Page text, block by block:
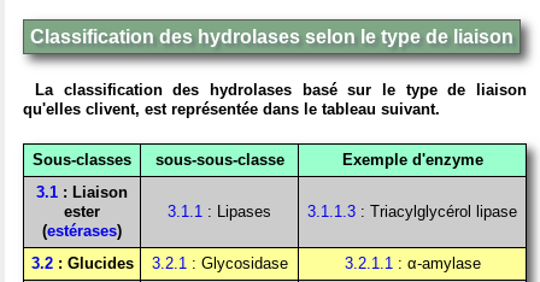
Classification des hydrolases selon le type de liaison
La classification des hydrolases basé sur le type de liaison
qu'elles clivent, est représentée dans le tableau suivant.
Sous-classes sous-sous-classe
Exemple d'enzyme
3.1 : Liaison
ester
(estérases)
3.1.1 : Lipases 3.1.1.3 : Triacylglycérol lipase
3.2: Glucides 3.2.1: Glycosidase 3.2.1.1: α-amylase